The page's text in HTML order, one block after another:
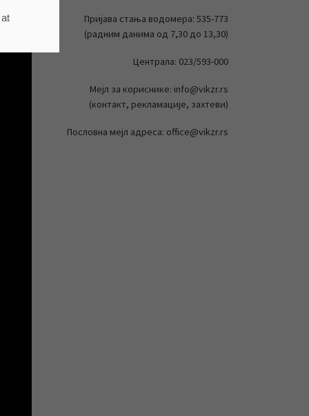
Пријава стања водомера: 535-773
(радним данима од 7,30 до 13,30)
Централа: 023/593-000
Мејл за кориснике: info@vikzr.rs
(контакт, рекламације, захтеви)
Пословна мејл адреса: office@vikzr.rs